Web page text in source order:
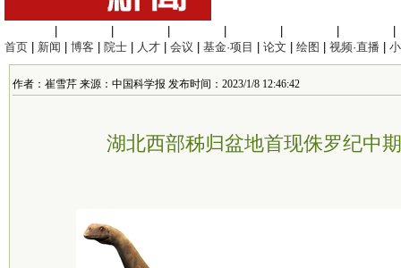
首页
新闻 博客 院士 人才 会议 基金·项目 论文 绘图 视频·直播
作者：崔雪芹 来源：中国科学报 发布时间：2023/1/8 12:46:42
湖北西部秭归盆地首现侏罗纪中